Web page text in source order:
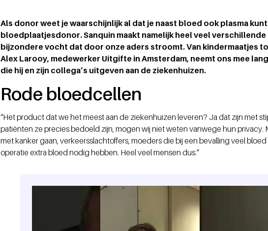
Als donor weet je waarschijnlijk al dat je naast bloed ook plasma
bloedplaatjesdonor. Sanquin maakt namelijk heel veel
bijzondere vocht dat door onze aders stroomt. Van kindermaatjes
Alex Larooy, medewerker Uitgifte in Amsterdam, neemt ons mee
die hij en zijn collega’s uitgeven aan de ziekenhuizen.
Rode bloedcellen
“Het product dat we het meest aan de ziekenhuizen leveren? Ja dat zijn met
patiënten ze precies bedoeld zijn, mogen wij niet weten vanwege hun privacy.
met kanker gaan, verkeersslachtoffers, moeders die bij een bevalling veel
operatie extra bloed nodig hebben. Heel veel mensen dus.”